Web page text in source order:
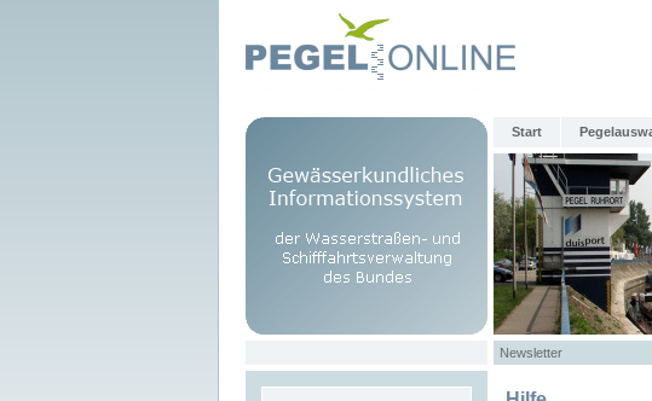
Start
Newsletter